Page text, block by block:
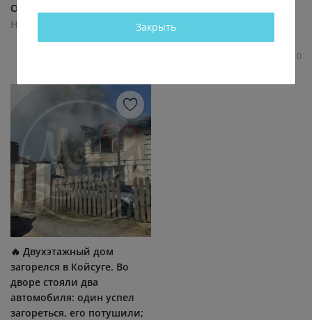
Осиповке. Отдыхая в...
Новости Ростов-на-Дону!
1.0К 0.0К 1 0
черный дым. По...
Новости Ростов-на-Дону!
0
🔥 Двухэтажный дом
загорелся в Койсуге. Во
дворе стояли два
автомобиля: один успел
загореться, его потушили;
Закрыть